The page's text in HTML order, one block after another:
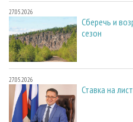
27.05.2026
Сберечь и
сезон
27.05.2026
Ставка на